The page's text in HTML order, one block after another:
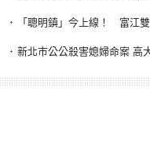
「聰明鎮」今上線！ 富江雙頭、雙一、人
新北市公公殺害媳婦命案 高大成：要害殺多